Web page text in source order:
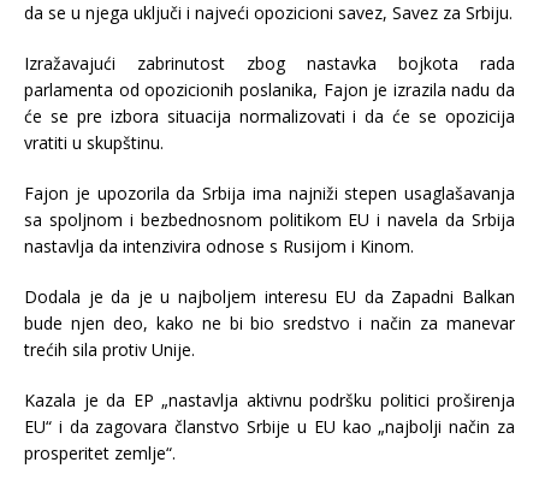
da se u njega uključi i najveći opozicioni savez, Savez za Srbiju.
Izražavajući zabrinutost zbog nastavka bojkota rada
parlamenta od opozicionih poslanika, Fajon je izrazila nadu da
će se pre izbora situacija normalizovati i da će se opozicija
vratiti u skupštinu.
Fajon je upozorila da Srbija ima najniži stepen usaglašavanja
sa spoljnom i bezbednosnom politikom EU i navela da Srbija
nastavlja da intenzivira odnose s Rusijom i Kinom.
Dodala je da je u najboljem interesu EU da Zapadni Balkan
bude njen deo, kako ne bi bio sredstvo i način za manevar
trećih sila protiv Unije.
Kazala je da EP „nastavlja aktivnu podršku politici proširenja
EU“ i da zagovara članstvo Srbije u EU kao „najbolji način za
prosperitet zemlje“.